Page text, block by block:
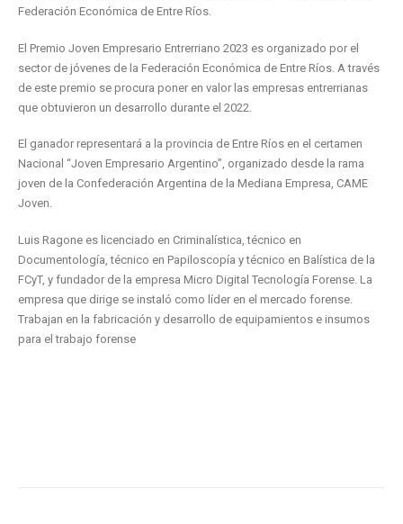
Federación Económica de Entre Ríos.
El Premio Joven Empresario Entrerriano 2023 es organizado por el
sector de jóvenes de la Federación Económica de Entre Ríos. A través
de este premio se procura poner en valor las empresas entrerrianas
que obtuvieron un desarrollo durante el 2022.
El ganador representará a la provincia de Entre Ríos en el certamen
Nacional “Joven Empresario Argentino”, organizado desde la rama
joven de la Confederación Argentina de la Mediana Empresa, CAME
Joven.
Luis Ragone es licenciado en Criminalística, técnico en
Documentología, técnico en Papiloscopía y técnico en Balística de la
FCyT, y fundador de la empresa Micro Digital Tecnología Forense. La
empresa que dirige se instaló como líder en el mercado forense.
Trabajan en la fabricación y desarrollo de equipamientos e insumos
para el trabajo forense